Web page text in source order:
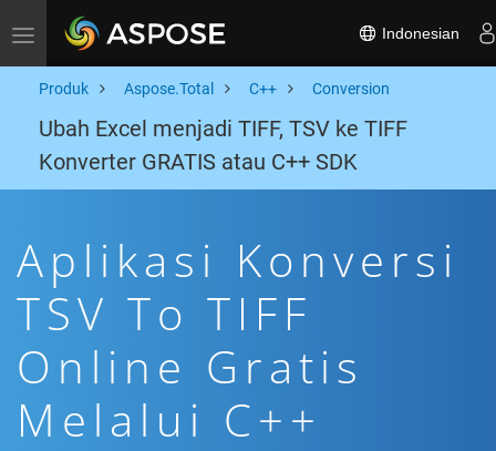
Toggle navigation Indonesian
Produk Aspose.Total C++ Conversion
Ubah Excel menjadi TIFF, TSV ke TIFF
Konverter GRATIS atau C++ SDK
Aplikasi Konversi
TSV To TIFF
Online Gratis
Melalui C++